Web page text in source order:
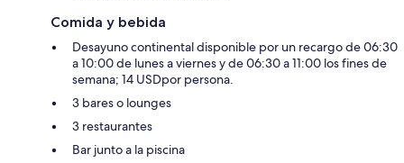
Comida y bebida
Desayuno continental disponible por un recargo de 06:30
a 10:00 de lunes a viernes y de 06:30 a 11:00 los fines de
semana; 14 USDpor persona.
3 bares o lounges
3 restaurantes
Bar junto a la piscina